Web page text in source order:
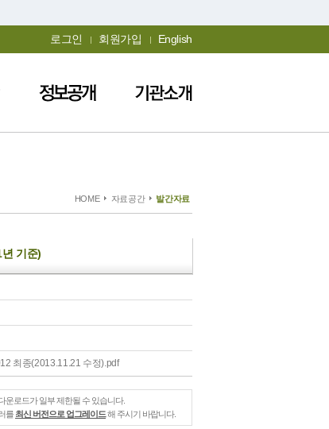
로그인 회원가입 English
HOME 자료공간 발간자료
기준)
최종(2013.11.21 수정).pdf
운로드가 일부 제한될 수 있습니다.
를 최신 버전으로 업그레이드해 주시기 바랍니다.